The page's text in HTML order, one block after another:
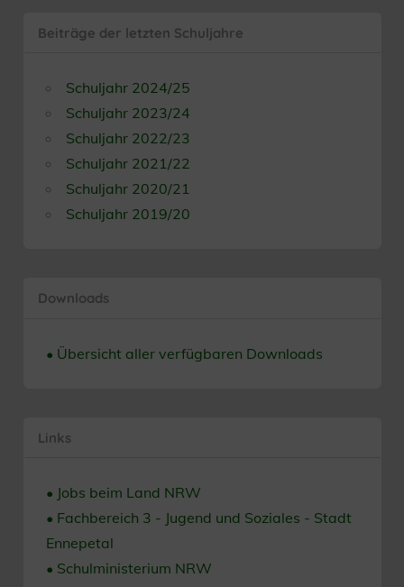
Beiträge der letzten Schuljahre
Schuljahr 2024/25
Schuljahr 2023/24
Schuljahr 2022/23
Schuljahr 2021/22
Schuljahr 2020/21
Schuljahr 2019/20
Downloads
• Übersicht aller verfügbaren Downloads
Links
• Jobs beim Land NRW
• Fachbereich 3 - Jugend und Soziales - Stadt
Ennepetal
• Schulministerium NRW